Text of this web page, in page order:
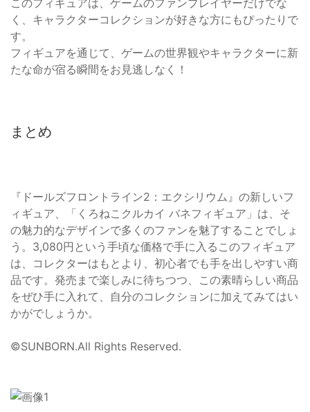
く、キャラクターコレクションが好きな方にもぴったりで
す。
フィギュアを通じて、ゲームの世界観やキャラクターに新
たな命が宿る瞬間をお見逃しなく！
まとめ
『ドールズフロントライン2：エクシリウム』の新しいフ
ィギュア、「くろねこクルカイ バネフィギュア」は、そ
の魅力的なデザインで多くのファンを魅了することでしょ
う。3,080円という手頃な価格で手に入るこのフィギュア
は、コレクターはもとより、初心者でも手を出しやすい商
品です。発売まで楽しみに待ちつつ、この素晴らしい商品
をぜひ手に入れて、自分のコレクションに加えてみてはい
かがでしょうか。
©SUNBORN.All Rights Reserved.